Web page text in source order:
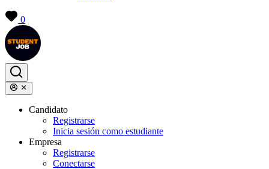
0
Candidato
Registrarse
Inicia sesión como estudiante
Empresa
Registrarse
Conectarse